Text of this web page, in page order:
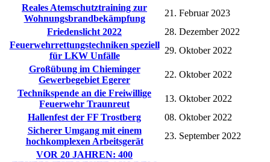
Reales Atemschutztraining zur
Wohnungsbrandbekämpfung
21. Februar 2023
Friedenslicht 2022
28. Dezember 2022
Feuerwehrrettungstechniken speziell
für LKW Unfälle
29. Oktober 2022
Großübung im Chieminger
Gewerbegebiet Egerer
22. Oktober 2022
Technikspende an die Freiwillige
Feuerwehr Traunreut
13. Oktober 2022
Hallenfest der FF Trostberg
08. Oktober 2022
Sicherer Umgang mit einem
hochkomplexen Arbeitsgerät
23. September 2022
VOR 20 JAHREN: 400